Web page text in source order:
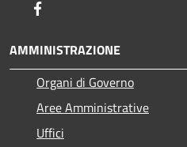
AMMINISTRAZIONE
Organi di Governo
Aree Amministrative
Uffici